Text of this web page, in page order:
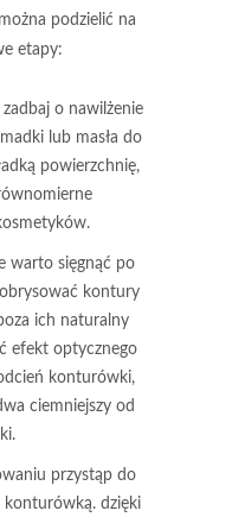
podzielić na
etapy:
o nawilżenie
lub masła do
powierzchnię,
warto sięgnąć po
kontury
ich naturalny
efekt optycznego
konturówki,
ciemniejszy od
przystąp do
konturówką. dzięki